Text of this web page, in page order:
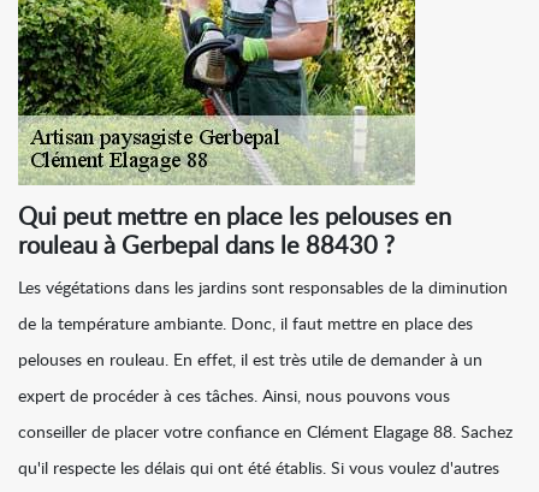
Qui peut mettre en place les pelouses en
rouleau à Gerbepal dans le 88430 ?
Les végétations dans les jardins sont responsables de la diminution
de la température ambiante. Donc, il faut mettre en place des
pelouses en rouleau. En effet, il est très utile de demander à un
expert de procéder à ces tâches. Ainsi, nous pouvons vous
conseiller de placer votre confiance en Clément Elagage 88. Sachez
qu'il respecte les délais qui ont été établis. Si vous voulez d'autres